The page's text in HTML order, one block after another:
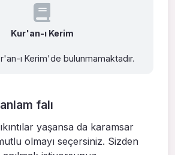
Kur'an-ı Kerim
ı Kerim'de bulunmamaktadır.
falı
yaşansa da karamsar
olmayı seçersiniz. Sizden